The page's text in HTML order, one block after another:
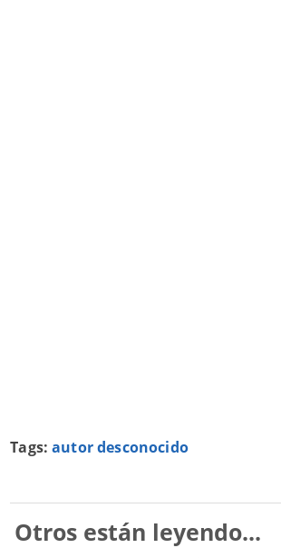
Tags:autor desconocido
Otros están leyendo...